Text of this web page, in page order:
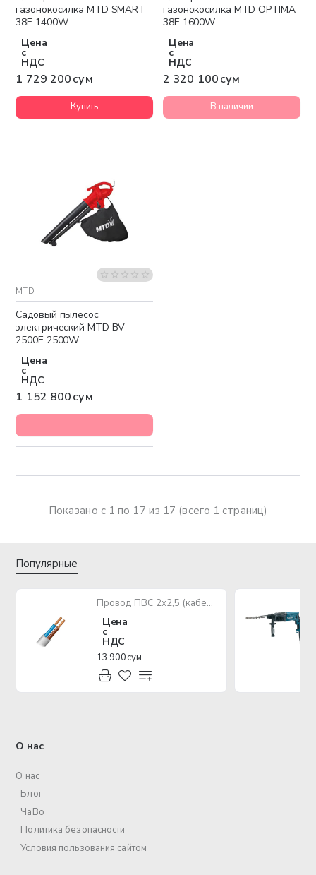
газонокосилка MTD SMART
38E 1400W
Цена
с
НДС
1 729 200 сум
Купить
газонокосилка MTD OPTIMA
38E 1600W
Цена
с
НДС
2 320 100 сум
В наличии
Бесплатная доставка
MTD
Садовый пылесос
электрический MTD BV
2500E 2500W
Цена
с
НДС
1 152 800 сум
Показано с 1 по 17 из 17 (всего 1 страниц)
Популярные
Провод ПВС 2х2,5 (кабель медный многожильный)
Цена
с
НДС
13 900 сум
О нас
О нас
Блог
ЧаВо
Политика безопасности
Условия пользования сайтом